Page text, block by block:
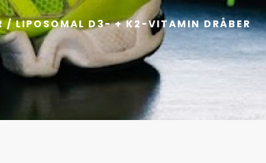
/ LIPOSOMAL D3- + K2-VITAMIN DRÅBER